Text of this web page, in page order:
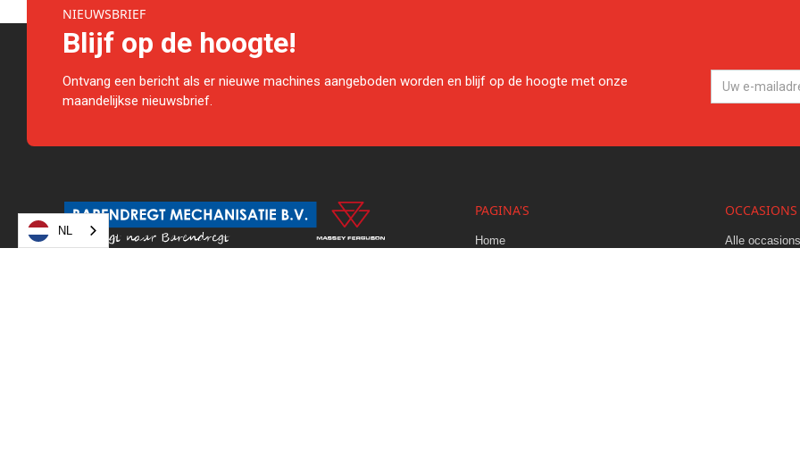
NIEUWSBRIEF
Blijf op de hoogte!
Ontvang een bericht als er nieuwe machines aangeboden worden en blijf op de hoogte met onze
maandelijkse nieuwsbrief.
PAGINA'S
Home
OCCASIONS
Alle occasions
NL